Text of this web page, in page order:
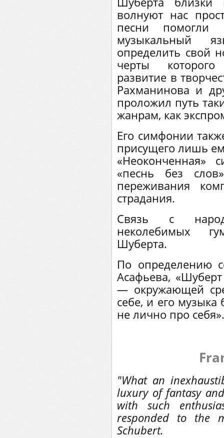
волнуют нас
песни помогли
музыкальный
определить свой
черты
развитие в
Рахманинова и
проложил путь
жанрам, как
Его симфонии
присущего лишь
«Неоконченная»
«песнь без
переживания
страдания.
Связь с
неколебимых
Шуберта.
По определению
Асафьева,
— окружающей
себе, и его
не лично про себя».
"What an
luxury of fantasy
with such
responded to the
Schubert.